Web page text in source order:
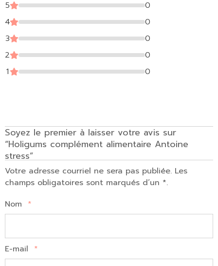
5
0
4
0
3
0
2
0
1
0
Soyez le premier à laisser votre avis sur
“Holigums complément alimentaire Antoine
stress”
Votre adresse courriel ne sera pas publiée. Les
champs obligatoires sont marqués d’un *.
Nom *
E-mail *